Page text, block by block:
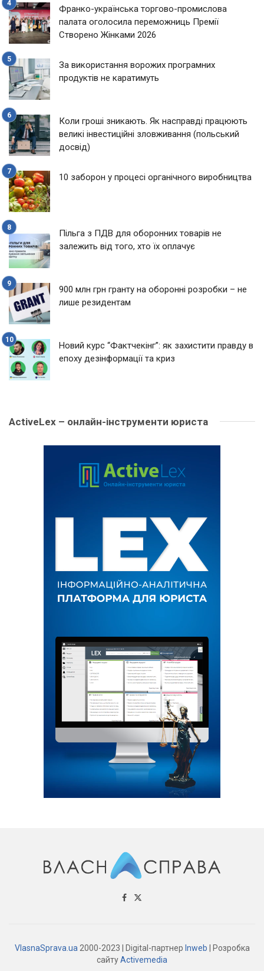
Франко-українська торгово-промислова
палата оголосила переможниць Премії
Створено Жінками 2026
За використання ворожих програмних
продуктів не каратимуть
Коли гроші зникають. Як насправді працюють
великі інвестиційні зловживання (польський
досвід)
10 заборон у процесі органічного виробництва
Пільга з ПДВ для оборонних товарів не
залежить від того, хто їх оплачує
900 млн грн гранту на оборонні розробки – не
лише резидентам
Новий курс “Фактчекінг”: як захистити правду в
епоху дезінформації та криз
ActiveLex – онлайн-інструменти юриста
VlasnaSprava.ua 2000-2023 | Digital-партнер Inweb | Розробка
сайтуActivemedia